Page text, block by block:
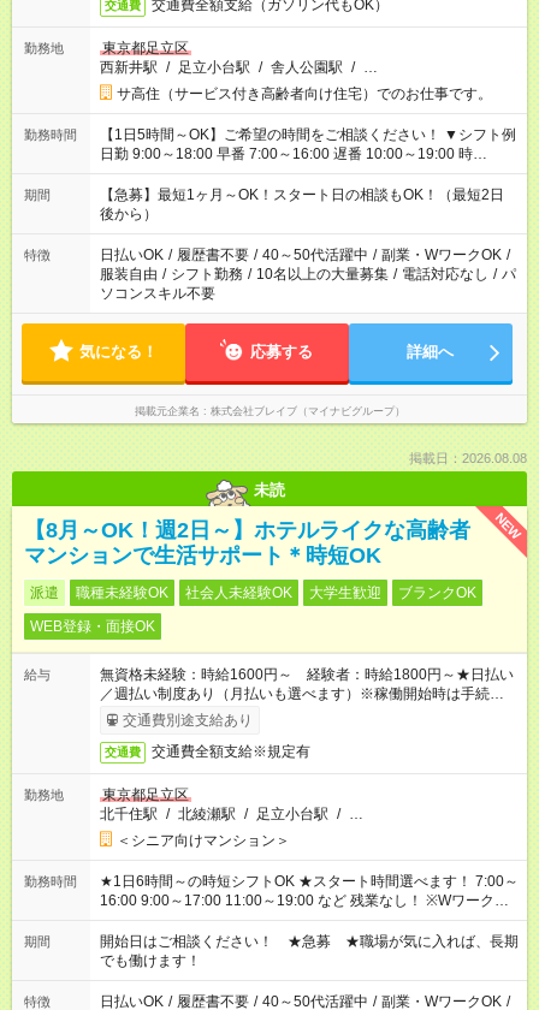
交通費 交通費全額支給（ガソリン代もOK）
勤務地
東京都足立区
西新井駅 / 足立小台駅 / 舎人公園駅 / …
サ高住（サービス付き高齢者向け住宅）でのお仕事です。
勤務時間
【1日5時間～OK】ご希望の時間をご相談ください！ ▼シフト例
日勤 9:00～18:00 早番 7:00～16:00 遅番 10:00～19:00 時
短 10:00～15:00 上記はあくまで一例です。 「夕方までには帰宅
しておきたい」 「朝はゆっくりのスタートがいい」 「お昼の時
間を有効に使いたい」 など、ご希望があれば教えてください
ね。
期間
【急募】最短1ヶ月～OK！スタート日の相談もOK！（最短2日
後から）
特徴 日払いOK / 履歴書不要 / 40～50代活躍中 / 副業・WワークOK /
服装自由 / シフト勤務 / 10名以上の大量募集 / 電話対応なし / パ
ソコンスキル不要
気になる！ 応募する 詳細へ
掲載元企業名 株式会社ブレイブ（マイナビグループ）
掲載日：2026.08.08
未読
NEW
【8月～OK！週2日～】ホテルライクな高齢者
マンションで生活サポート＊時短OK
派遣 職種未経験OK 社会人未経験OK 大学生歓迎
ブランクOK
WEB登録・面接OK
給与
無資格未経験：時給1600円～ 経験者：時給1800円～★日払い
／週払い制度あり（月払いも選べます）※稼働開始時は手続き完
了次第のお支払いとなります。
交通費別途支給あり
交通費 交通費全額支給※規定有
勤務地
東京都足立区
北千住駅 / 北綾瀬駅 / 足立小台駅 / …
＜シニア向けマンション＞
勤務時間
★1日6時間～の時短シフトOK ★スタート時間選べます！ 7:00～
16:00 9:00～17:00 11:00～19:00 など 残業なし！ ※Wワークの
場合、他のお仕事と合わせ週40時間超の就業はご案内できませ
ん ※法令に基づき、週20時間以上勤務は社会保険への加入対象
となります ※労働者派遣法（日雇い派遣の原則禁止）により、
短時間・短期間の就業はご案内が難しい場合があります
期間
開始日はご相談ください！ ★急募 ★職場が気に入れば、長期
でも働けます！
特徴 日払いOK / 履歴書不要 / 40～50代活躍中 / 副業・WワークOK /